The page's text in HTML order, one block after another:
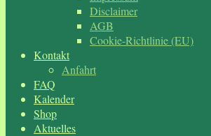
Disclaimer
AGB
Cookie-Richtlinie (EU)
Kontakt
Anfahrt
FAQ
Kalender
Shop
Aktuelles